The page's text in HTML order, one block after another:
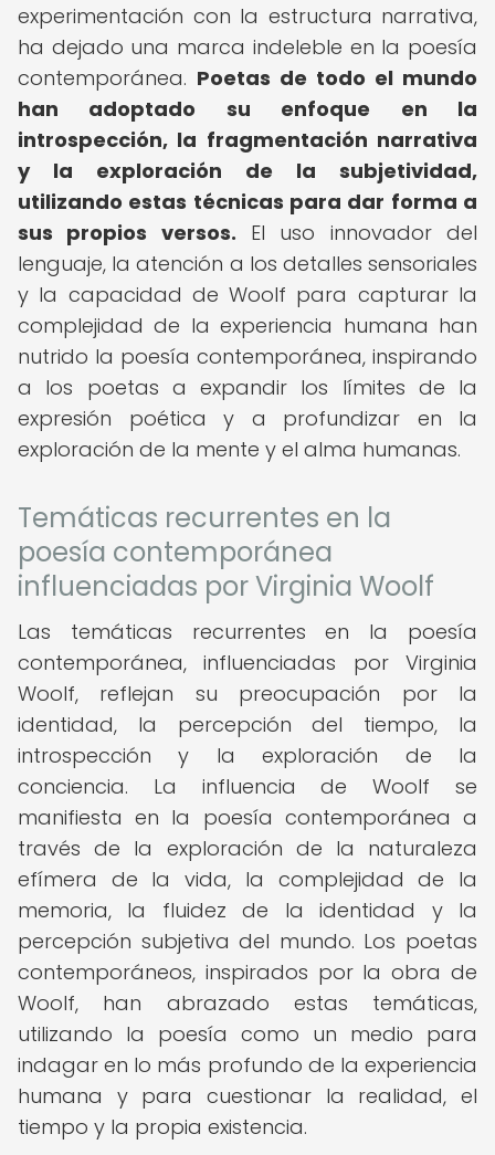
experimentación con la estructura narrativa,
ha dejado una marca indeleble en la poesía
contemporánea. Poetas de todo el mundo
han adoptado su enfoque en la
introspección, la fragmentación narrativa
y la exploración de la subjetividad,
utilizando estas técnicas para dar forma a
sus propios versos. El uso innovador del
lenguaje, la atención a los detalles sensoriales
y la capacidad de Woolf para capturar la
complejidad de la experiencia humana han
nutrido la poesía contemporánea, inspirando
a los poetas a expandir los límites de la
expresión poética y a profundizar en la
exploración de la mente y el alma humanas.
Temáticas recurrentes en la
poesía contemporánea
influenciadas por Virginia Woolf
Las temáticas recurrentes en la poesía
contemporánea, influenciadas por Virginia
Woolf, reflejan su preocupación por la
identidad, la percepción del tiempo, la
introspección y la exploración de la
conciencia. La influencia de Woolf se
manifiesta en la poesía contemporánea a
través de la exploración de la naturaleza
efímera de la vida, la complejidad de la
memoria, la fluidez de la identidad y la
percepción subjetiva del mundo. Los poetas
contemporáneos, inspirados por la obra de
Woolf, han abrazado estas temáticas,
utilizando la poesía como un medio para
indagar en lo más profundo de la experiencia
humana y para cuestionar la realidad, el
tiempo y la propia existencia.